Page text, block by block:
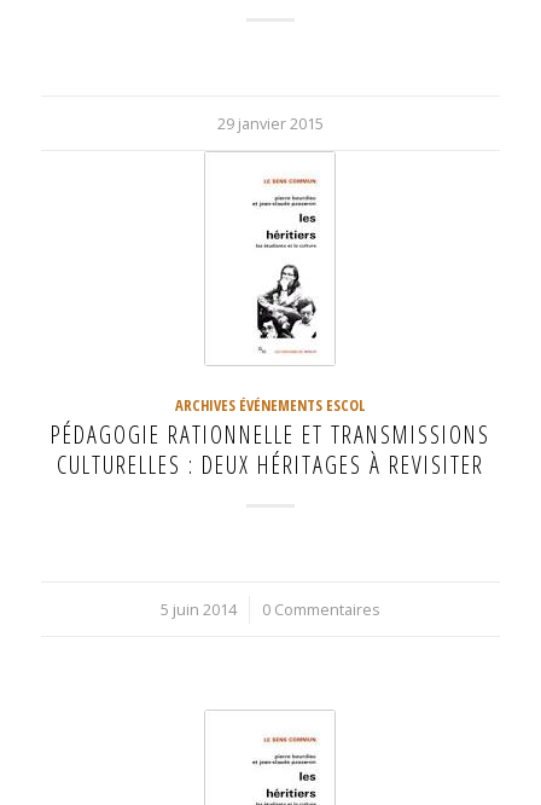
29 janvier 2015
ARCHIVES ÉVÉNEMENTS ESCOL
PÉDAGOGIE RATIONNELLE ET TRANSMISSIONS
CULTURELLES : DEUX HÉRITAGES À REVISITER
5 juin 2014
/ 0 Commentaires